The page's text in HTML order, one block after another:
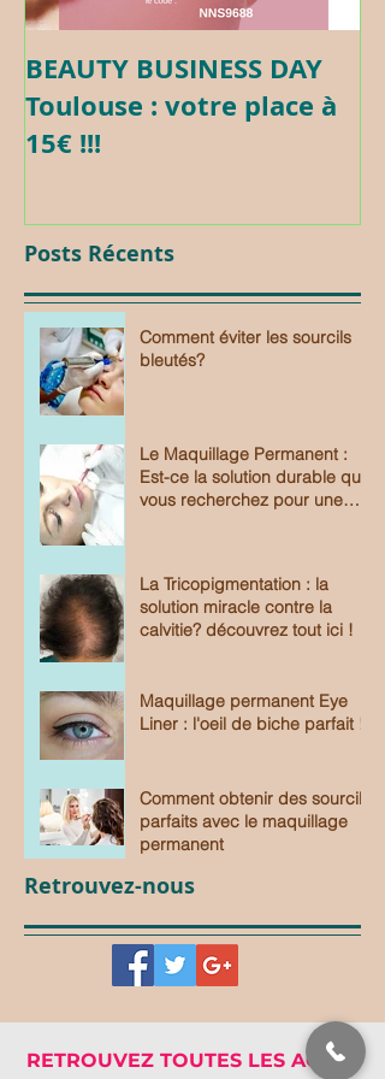
BEAUTY BUSINESS DAY
Toulouse : votre place à
15€ !!!
Posts Récents
Comment éviter les sourcils
bleutés?
Le Maquillage Permanent :
Est-ce la solution durable que
vous recherchez pour une
La Tricopigmentation : la
solution miracle contre la
calvitie? découvrez tout ici !
Maquillage permanent Eye
Liner : l'oeil de biche parfait !
Comment obtenir des sourcils
parfaits avec le maquillage
permanent
Retrouvez-nous
RETROUVEZ TOUTES LES ACTUS